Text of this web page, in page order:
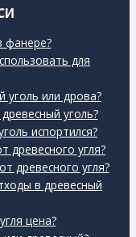
фанере?
для
уголь или дрова?
уголь?
испортился?
древесного угля?
древесного угля?
в древесный
цена?